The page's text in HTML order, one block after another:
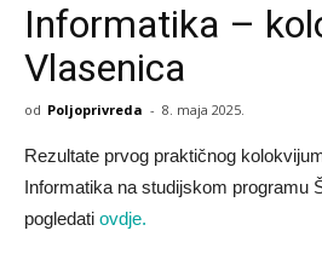
Informatika –
Vlasenica
od Poljoprivreda - 8. maja 2025.
Rezultate prvog praktičnog
Informatika na studijskom programu
pogledati ovdje.